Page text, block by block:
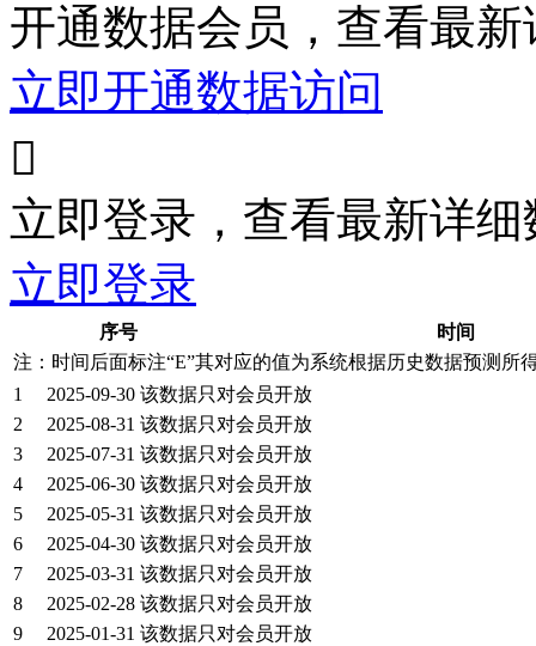
开通数据会员，查看最
立即开通数据访问

立即登录，查看最新详细
立即登录
序号
时间
注：时间后面标注“E”其对应的值为系统根据历史数据预测所
1
2025-09-30 该数据只对会员开放
2
2025-08-31 该数据只对会员开放
3
2025-07-31 该数据只对会员开放
4
2025-06-30 该数据只对会员开放
5
2025-05-31 该数据只对会员开放
6
2025-04-30 该数据只对会员开放
7
2025-03-31 该数据只对会员开放
8
2025-02-28 该数据只对会员开放
9
2025-01-31 该数据只对会员开放